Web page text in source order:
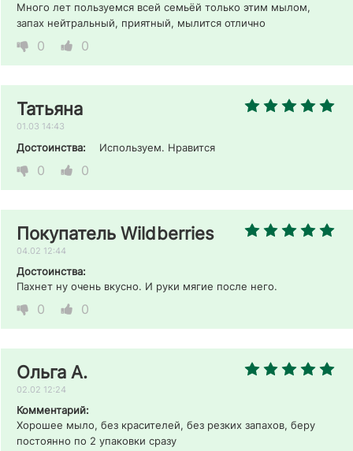
Много лет пользуемся всей семьёй только этим мылом,
запах нейтральный, приятный, мылится отлично
0 0
Татьяна
01.03 14:43
Достоинства: Используем. Нравится
0 0
Покупатель Wildberries
04.02 12:44
Достоинства:
Пахнет ну очень вкусно. И руки мягие после него.
0 0
Ольга А.
02.02 12:24
Комментарий:
Хорошее мыло, без красителей, без резких запахов, беру
постоянно по 2 упаковки сразу